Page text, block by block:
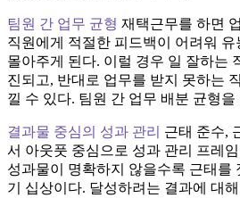
팀원 간 업무 균형 재택근무를 하면
직원에게 적절한 피드백이 어려워
몰아주게 된다. 이럴 경우 일 잘하는
진되고, 반대로 업무를 받지 못하는
낄 수 있다. 팀원 간 업무 배분 균형
결과물 중심의 성과 관리 근태 준수,
서 아웃풋 중심으로 성과 관리 프레
성과물이 명확하지 않을수록 근태를
기 십상이다. 달성하려는 결과에 대